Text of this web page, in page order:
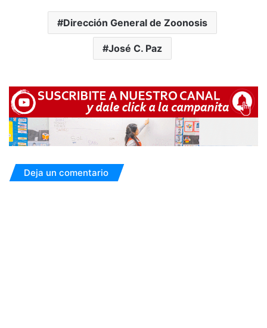
Dirección General de Zoonosis
José C. Paz
Deja un comentario